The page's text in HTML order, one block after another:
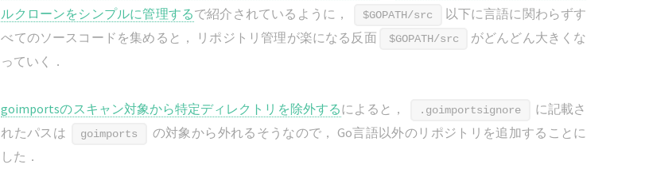
ルクローンをシンプルに管理するで紹介されているように， $GOPATH/src
以下に言語に関わらずす
べてのソースコードを集めると， リポジトリ管理が楽になる反面
$GOPATH/src
がどんどん大きくな
っていく．
goimportsのスキャン対象から特定ディレクトリを除外するによると， .goimportsignore
に記載さ
れたパスは
goimports
の対象から外れるそうなので， Go言語以外のリポジトリを追加することに
した．